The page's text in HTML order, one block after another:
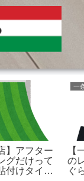
】アフター
グだけって
付けタイプ
一
【
の
ぐ